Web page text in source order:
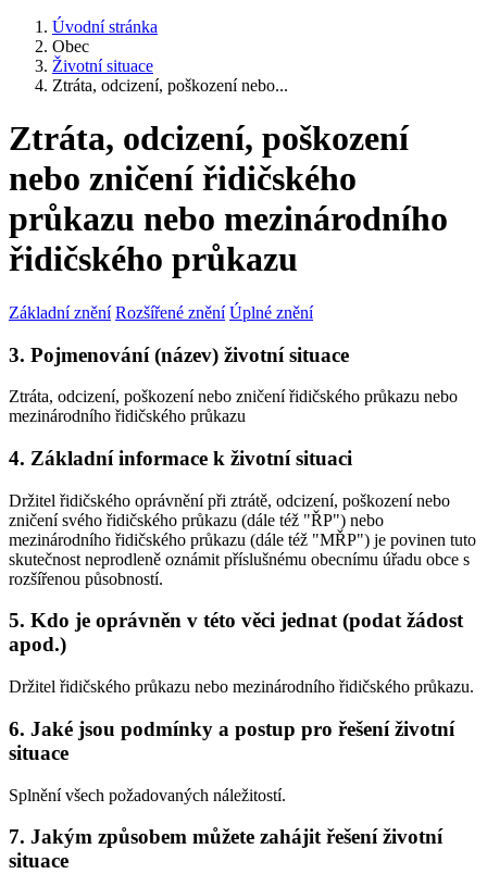
Úvodní stránka
Obec
Životní situace
Ztráta, odcizení, poškození nebo...
Ztráta, odcizení, poškození
nebo zničení řidičského
průkazu nebo mezinárodního
řidičského průkazu
Základní znění Rozšířené znění Úplné znění
3. Pojmenování (název) životní situace
Ztráta, odcizení, poškození nebo zničení řidičského průkazu nebo
mezinárodního řidičského průkazu
4. Základní informace k životní situaci
Držitel řidičského oprávnění při ztrátě, odcizení, poškození nebo
zničení svého řidičského průkazu (dále též "ŘP") nebo
mezinárodního řidičského průkazu (dále též "MŘP") je povinen tuto
skutečnost neprodleně oznámit příslušnému obecnímu úřadu obce s
rozšířenou působností.
5. Kdo je oprávněn v této věci jednat (podat žádost
apod.)
Držitel řidičského průkazu nebo mezinárodního řidičského průkazu.
6. Jaké jsou podmínky a postup pro řešení životní
situace
Splnění všech požadovaných náležitostí.
7. Jakým způsobem můžete zahájit řešení životní
situace